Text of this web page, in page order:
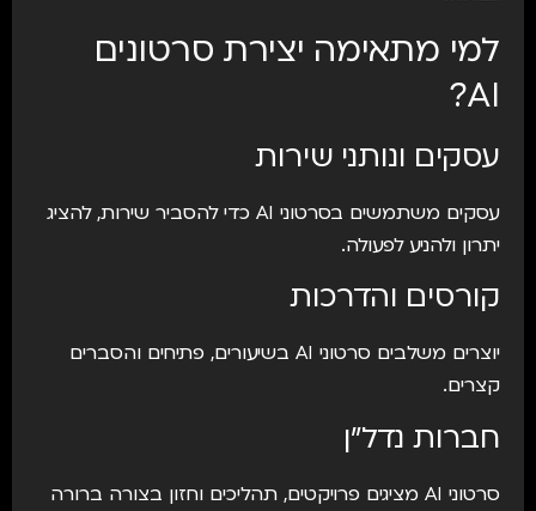
למי מתאימה יצירת סרטונים
AI?
עסקים ונותני שירות
עסקים משתמשים בסרטוני AI כדי להסביר שירות, להציג
יתרון ולהניע לפעולה.
קורסים והדרכות
יוצרים משלבים סרטוני AI בשיעורים, פתיחים והסברים
קצרים.
חברות נדל״ן
סרטוני AI מציגים פרויקטים, תהליכים וחזון בצורה ברורה